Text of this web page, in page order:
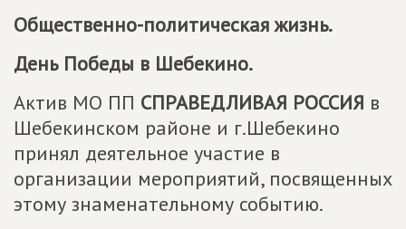
Общественно-политическая жизнь.
День Победы в Шебекино.
Актив МО ПП СПРАВЕДЛИВАЯ РОССИЯ в
Шебекинском районе и г.Шебекино
принял деятельное участие в
организации мероприятий, посвященных
этому знаменательному событию.